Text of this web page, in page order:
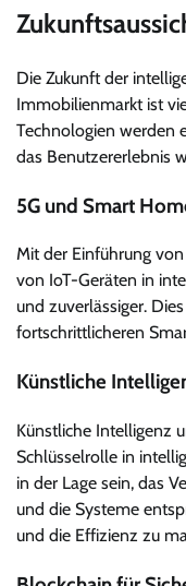
Die Zukunft der
Immobilienmarkt ist
Technologien werden
das Benutzererlebnis
5G und Smart
Mit der Einführung
von IoT-Geräten in
und zuverlässiger.
fortschrittlicheren
Künstliche
Künstliche Intelligenz
Schlüsselrolle in
in der Lage sein, das
und die Systeme
und die Effizienz zu